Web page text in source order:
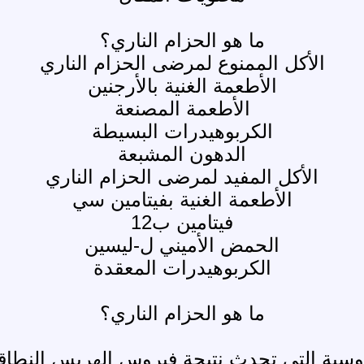
ما هو الحزام الناري؟
الأكل الممنوع لمرضى الحزام الناري
الأطعمة الغنية بالأرجنين
الأطعمة المصنعة
الكربوهيدرات البسيطة
الدهون المشبعة
الأكل المفيد لمرضى الحزام الناري
الأطعمة الغنية بفيتامين سي
فيتامين ب12
الحمض الأميني ل-ليسين
الكربوهيدرات المعقدة
ما هو الحزام الناري؟
التي تحدث نتيجة فيروس الهربس